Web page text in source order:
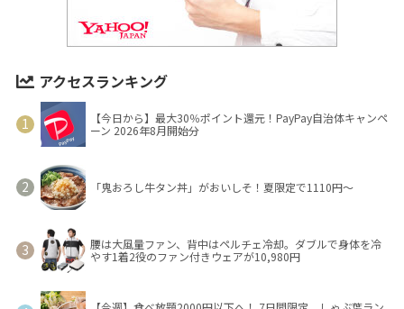
アクセスランキング
【今日から】最大30％ポイント還元！PayPay自治体キャンペ
ーン 2026年8月開始分
「鬼おろし牛タン丼」がおいしそ！夏限定で1110円～
腰は大風量ファン、背中はペルチェ冷却。ダブルで身体を冷
やす1着2役のファン付きウェアが10,980円